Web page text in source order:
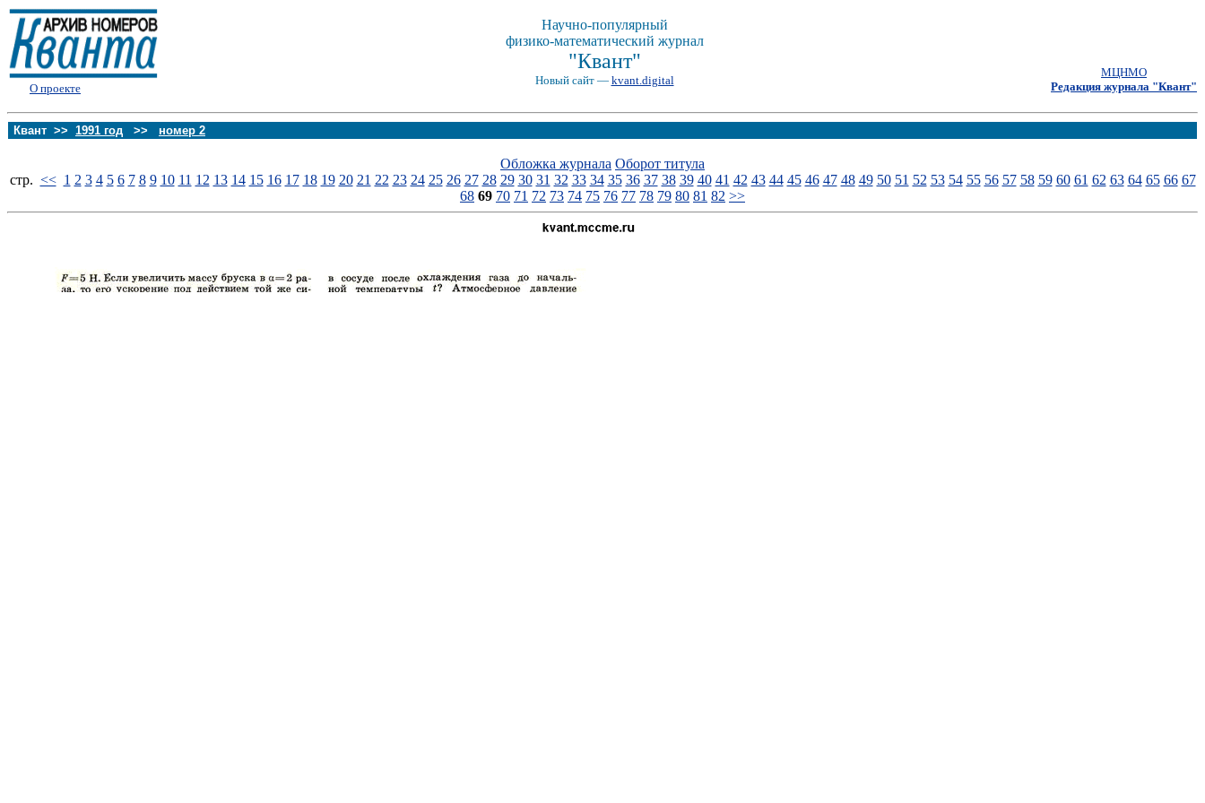
О проекте
Научно-популярный
физико-математический журнал
"Квант"
Новый сайт — kvant.digital
МЦНМО
Редакция журнала "Квант"
Квант >> 1991 год >> номер 2
Обложка журнала Оборот титула
стp. << 1 2 3 4 5 6 7 8 9 10 11 12 13 14 15 16 17 18 19 20 21 22 23 24 25 26 27 28 29 30 31 32 33 34 35 36 37 38 39 40 41 42 43 44 45 46 47 48 49 50 51 52 53 54 55 56 57 58 59 60 61 62 63 64 65 66 67
68 69 70 71 72 73 74 75 76 77 78 79 80 81 82 >>